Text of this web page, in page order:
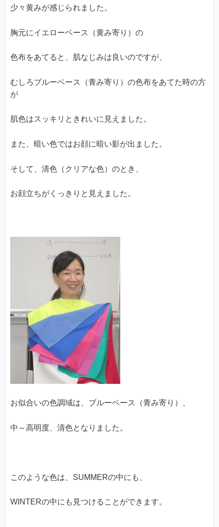
少々黄みが感じられました。
胸元にイエローベース（黄み寄り）の
色布をあてると、肌なじみは良いのですが、
むしろブルーベース（青み寄り）の色布をあてた時の方
が
肌色はスッキリときれいに見えました。
また、暗い色ではお顔に暗い影が出ました。
そして、清色（クリアな色）のとき、
お顔立ちがくっきりと見えました。
お似合いの色調域は、ブルーベース（青み寄り）、
中～高明度、清色となりました。
このような色は、SUMMERの中にも、
WINTERの中にも見つけることができます。